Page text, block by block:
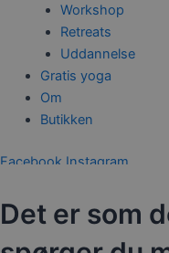
Workshop
Retreats
Uddannelse
Gratis yoga
Om
Butikken
Facebook Instagram
Det er som